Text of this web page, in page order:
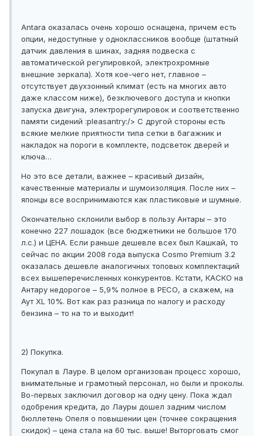
Antara оказалась очень хорошо оснащена, причем есть
опции, недоступные у одноклассников вообще (штатный
датчик давления в шинах, задняя подвеска с
автоматической регулировкой, электрохромные
внешние зеркала). Хотя кое-чего нет, главное –
отсутствует двухзонный климат (есть на многих авто
даже классом ниже), безключевого доступа и кнопки
запуска двигуна, электрорегулировок и соответственно
памяти сидений :pleasantry:/> С другой стороны есть
всякие мелкие приятности типа сетки в багажник и
накладок на пороги в комплекте, подсветок дверей и
ключа…
Но это все детали, важнее – красивый дизайн,
качественные материалы и шумоизоляция. После них –
японцы все воспринимаются как пластиковые и шумные.
Окончательно склонили выбор в пользу Антары – это
конечно 227 лошадок (все бюджетники не большое 170
л.с.) и ЦЕНА. Если раньше дешевле всех был Кашкай, то
сейчас по акции 2008 года выпуска Сosmo Premium 3.2
оказалась дешевле аналогичных топовых комплектаций
всех вышеперечисленных конкурентов. Кстати, КАСКО на
Антару недорогое – 5,9% полное в РЕСО, а скажем, на
Аут XL 10%. Вот как раз разница по налогу и расходу
бензина – то на то и выходит!
2) Покупка.
Покупал в Лауре. В целом организован процесс хорошо,
внимательные и грамотный персонал, но были и проколы.
Во-первых заключил договор на одну цену. Пока ждал
одобрения кредита, до Лауры дошел задним числом
бюллетень Опеля о повышении цен (точнее сокращения
скидок) – цена стала на 60 тыс. выше! Выторговать смог